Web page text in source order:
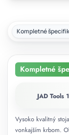
Kompletné
Kompletné
JAD Tools
Vysoko kvalitný
vonkajším krbom.